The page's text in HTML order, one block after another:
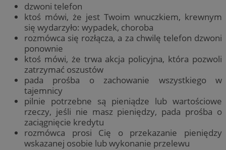
dzwoni telefon
ktoś mówi, że jest Twoim wnuczkiem, krewnym
się wydarzyło: wypadek, choroba
rozmówca się rozłącza, a za chwilę telefon dzwoni
ponownie
ktoś mówi, że trwa akcja policyjna, która pozwoli
zatrzymać oszustów
pada prośba o zachowanie wszystkiego w
tajemnicy
pilnie potrzebne są pieniądze lub wartościowe
rzeczy, jeśli nie masz pieniędzy, pada prośba o
zaciągnięcie kredytu
rozmówca prosi Cię o przekazanie pieniędzy
wskazanej osobie lub wykonanie przelewu